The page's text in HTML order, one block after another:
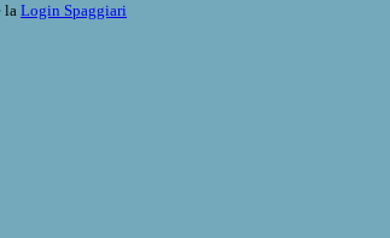
la Login Spaggiari